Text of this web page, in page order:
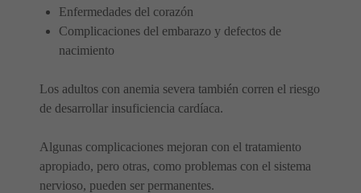
Enfermedades del corazón
Complicaciones del embarazo y defectos de
nacimiento
Los adultos con anemia severa también corren el riesgo
de desarrollar insuficiencia cardíaca.
Algunas complicaciones mejoran con el tratamiento
apropiado, pero otras, como problemas con el sistema
nervioso, pueden ser permanentes.